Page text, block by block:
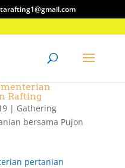
Rafting
| Gathering
bersama Pujon
pertanian